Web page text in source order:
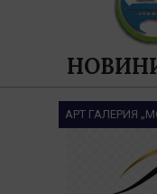
АРТ ГАЛЕРИЯ